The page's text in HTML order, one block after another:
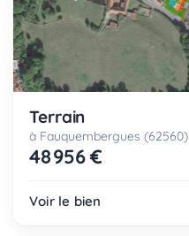
Terrain
à Fauquembergues (62560)
48 956 €
Voir le bien